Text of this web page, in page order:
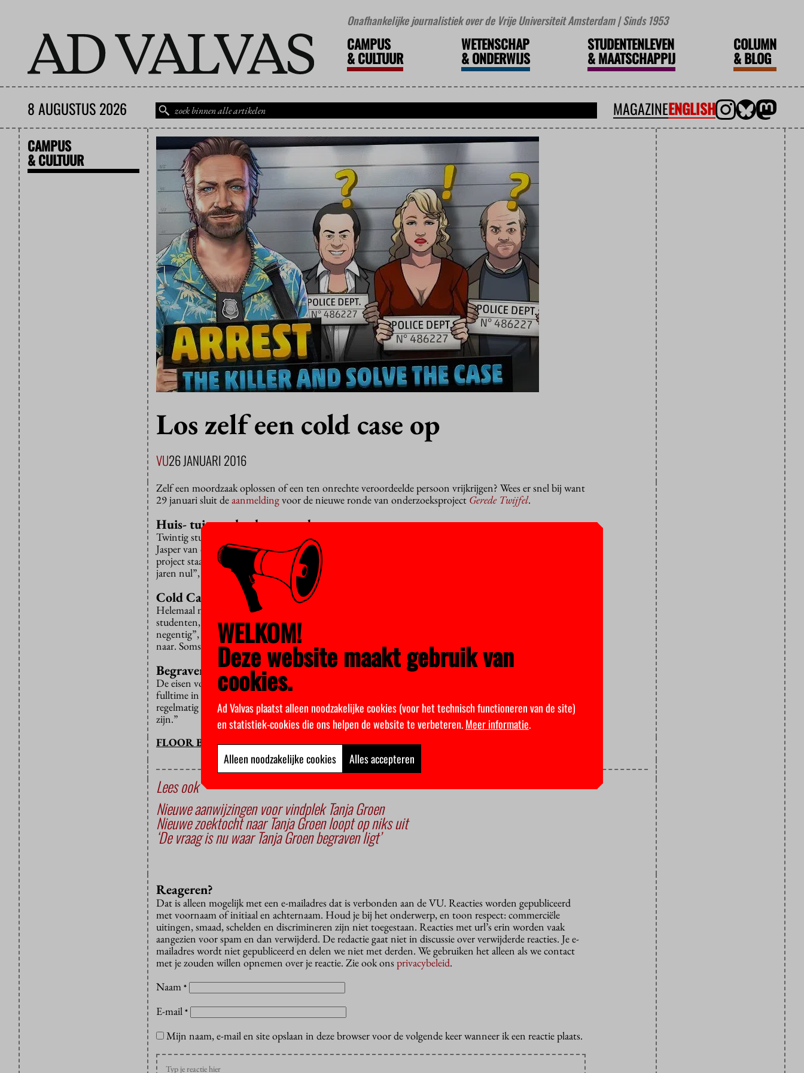
Onafhankelijke journalistiek over de Vrije Universiteit Amsterdam | Sinds 1953
CAMPUS
&CULTUUR
WETENSCHAP
&ONDERWIJS
STUDENTENLEVEN
&MAATSCHAPPIJ
COLUMN
&BLOG
8 AUGUSTUS 2026 MAGAZINEENGLISH
CAMPUS
& CULTUUR
Los zelf een cold case op
VU26 JANUARI 2016
Zelf een moordzaak oplossen of een ten onrechte veroordeelde persoon vrijkrijgen? Wees er snel bij want
29 januari sluit deaanmeldingvoor de nieuwe ronde van onderzoeksproject Gerede Twijfel.
Huis- tuin- en keukenmoord
Twintig studenten onderzoeken daarbij, onder leiding van hoogleraar Peter van Koppen en coördinator
Jasper van der Kemp, of er sprake is van een gerechtelijke dwaling in een strafproces. Voor het nieuwe
project staat er een moordzaak op de planning. “Een huis- tuin- en keukenmoord uit het begin van de
jaren nul”, vertelt Van der Kemp.
Cold Case
Helemaal nieuw is dat tegelijkertijd het project
studenten, in samenwerking met de politie, een lopende zaak. “Het is een moordzaak uit de jaren
negentig”, “Het lukt de politie niet altijd om zaken op te lossen. Wij kijken er met een hele frisse blik
naar. Soms helpt dat.”
Begraven
De eisen voor deelname aan het speurwerk? “Iemand moet de tijd hebben om zich drie weken lang bijna
fulltime in een dossier te begraven”, zegt Van der Kemp. “Daarna zijn studenten nog twee maanden
regelmatig een aantal dagen per week aan het project kwijt. Daarvoor moeten ze wel op de VU aanwezig
zijn.”
FLOOR BAL
Lees ook
Nieuwe aanwijzingen voor vindplek Tanja Groen
Nieuwe zoektocht naar Tanja Groen loopt op niks uit
‘De vraag is nu waar Tanja Groen begraven ligt’
Reageren?
Dat is alleen mogelijk met een e-mailadres dat is verbonden aan de VU. Reacties worden gepubliceerd
met voornaam of initiaal en achternaam. Houd je bij het onderwerp, en toon respect: commerciële
uitingen, smaad, schelden en discrimineren zijn niet toegestaan. Reacties met url’s erin worden vaak
aangezien voor spam en dan verwijderd. De redactie gaat niet in discussie over verwijderde reacties. Je e-
mailadres wordt niet gepubliceerd en delen we niet met derden. We gebruiken het alleen als we contact
met je zouden willen opnemen over je reactie. Zie ook onsprivacybeleid.
Naam *
E-mail *
Mijn naam, e-mail en site opslaan in deze browser voor de volgende keer wanneer ik een reactie plaats.
WELKOM!
Deze website maakt gebruik van
cookies.
Ad Valvas plaatst alleen noodzakelijke cookies (voor het technisch functioneren van de site)
en statistiek-cookies die ons helpen de website te verbeteren.Meer informatie.
Alleen noodzakelijke cookies Alles accepteren